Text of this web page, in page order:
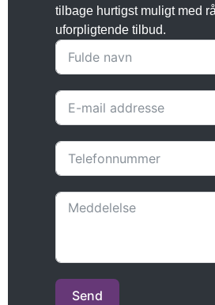
tilbage hurtigst muligt med
uforpligtende tilbud.
Send